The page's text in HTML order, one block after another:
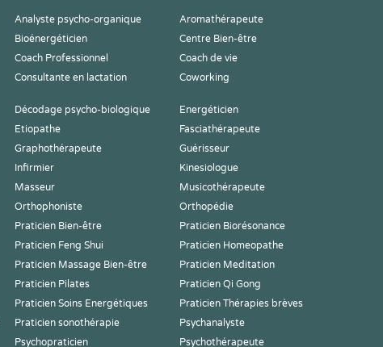
Analyste psycho-organique
Aromathérapeute
Bioénergéticien
Centre Bien-être
Coach Professionnel
Coach de vie
Consultante en lactation Coworking
Décodage psycho-biologique
Energéticien
Etiopathe
Fasciathérapeute
Graphothérapeute
Guérisseur
Infirmier
Kinesiologue
Masseur
Musicothérapeute
Orthophoniste
Orthopédie
Praticien Bien-être
Praticien Biorésonance
Praticien Feng Shui
Praticien Homeopathe
Praticien Massage Bien-être
Praticien Meditation
Praticien Pilates
Praticien Qi Gong
Praticien Soins Energétiques
Praticien Thérapies brèves
Praticien sonothérapie
Psychanalyste
Psychopraticien
Psychothérapeute